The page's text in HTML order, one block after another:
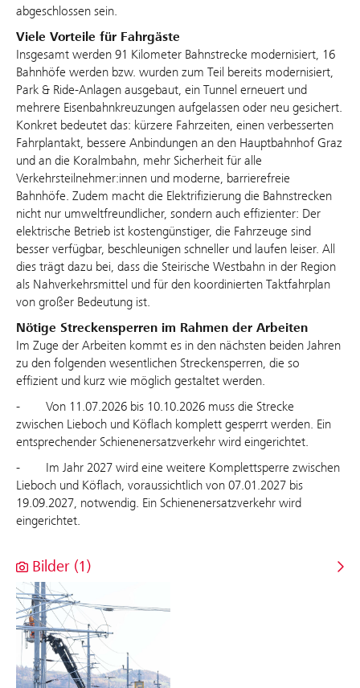
abgeschlossen sein.
Viele Vorteile für Fahrgäste
Insgesamt werden 91 Kilometer Bahnstrecke modernisiert, 16
Bahnhöfe werden bzw. wurden zum Teil bereits modernisiert,
Park & Ride-Anlagen ausgebaut, ein Tunnel erneuert und
mehrere Eisenbahnkreuzungen aufgelassen oder neu gesichert.
Konkret bedeutet das: kürzere Fahrzeiten, einen verbesserten
Fahrplantakt, bessere Anbindungen an den Hauptbahnhof Graz
und an die Koralmbahn, mehr Sicherheit für alle
Verkehrsteilnehmer:innen und moderne, barrierefreie
Bahnhöfe. Zudem macht die Elektrifizierung die Bahnstrecken
nicht nur umweltfreundlicher, sondern auch effizienter: Der
elektrische Betrieb ist kostengünstiger, die Fahrzeuge sind
besser verfügbar, beschleunigen schneller und laufen leiser. All
dies trägt dazu bei, dass die Steirische Westbahn in der Region
als Nahverkehrsmittel und für den koordinierten Taktfahrplan
von großer Bedeutung ist.
Nötige Streckensperren im Rahmen der Arbeiten
Im Zuge der Arbeiten kommt es in den nächsten beiden Jahren
zu den folgenden wesentlichen Streckensperren, die so
effizient und kurz wie möglich gestaltet werden.
- Von 11.07.2026 bis 10.10.2026 muss die Strecke
zwischen Lieboch und Köflach komplett gesperrt werden. Ein
entsprechender Schienenersatzverkehr wird eingerichtet.
- Im Jahr 2027 wird eine weitere Komplettsperre zwischen
Lieboch und Köflach, voraussichtlich von 07.01.2027 bis
19.09.2027, notwendig. Ein Schienenersatzverkehr wird
eingerichtet.
Bilder (1)